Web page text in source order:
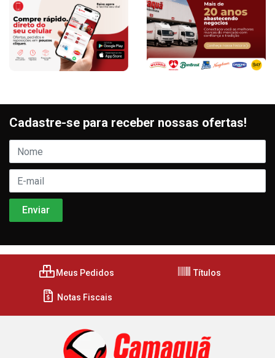
Cadastre-se para receber nossas ofertas!
Meus Pedidos Títulos
Notas Fiscais